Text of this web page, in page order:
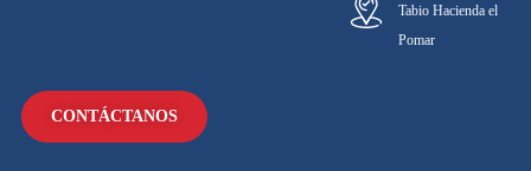
Tabio Hacienda el
Pomar
CONTÁCTANOS